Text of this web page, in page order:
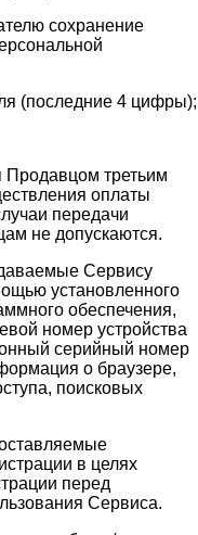
сохранение
(последние 4 цифры);
Продавцом третьим
оплаты
передачи
не допускаются.
Сервису
установленного
обеспечения,
номер устройства
серийный номер
о браузере,
поисковых
в целях
перед
Сервиса.